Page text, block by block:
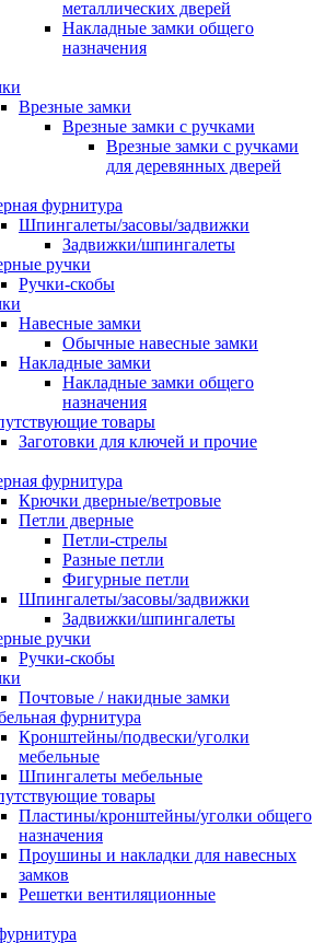
металлических дверей
Накладные замки общего
назначения
Врезные замки
Врезные замки с ручками
Врезные замки с ручками
для деревянных дверей
фурнитура
Шпингалеты/засовы/задвижки
Задвижки/шпингалеты
ручки
Ручки-скобы
Навесные замки
Обычные навесные замки
Накладные замки
Накладные замки общего
назначения
товары
Заготовки для ключей и прочие
фурнитура
Крючки дверные/ветровые
Петли дверные
Петли-стрелы
Разные петли
Фигурные петли
Шпингалеты/засовы/задвижки
Задвижки/шпингалеты
ручки
Ручки-скобы
Почтовые / накидные замки
фурнитура
Кронштейны/подвески/уголки
мебельные
Шпингалеты мебельные
товары
Пластины/кронштейны/уголки общего
назначения
Проушины и накладки для навесных
замков
Решетки вентиляционные